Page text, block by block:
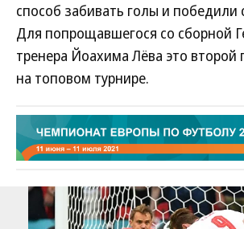
способ забивать голы и победили
Для попрощавшегося со сборной
тренера Йоахима Лёва это второй
на топовом турнире.